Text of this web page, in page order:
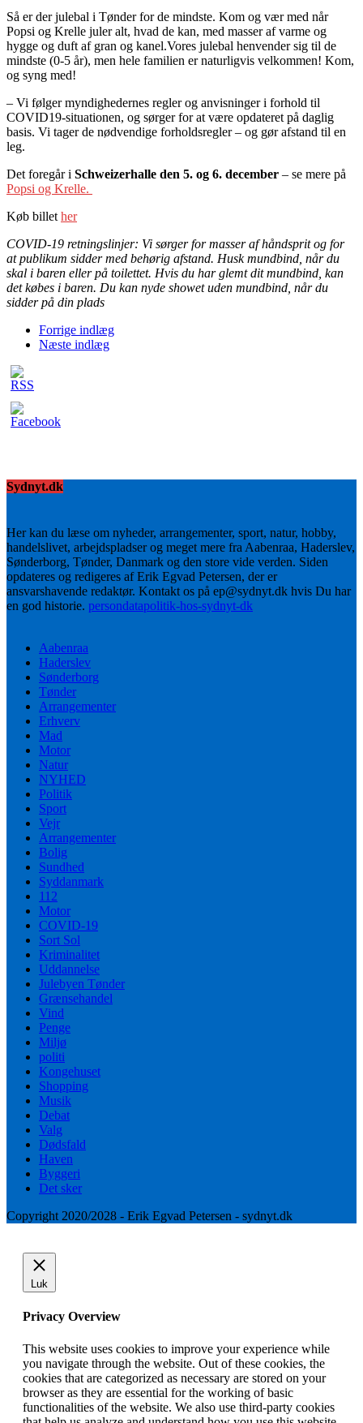
Så er der julebal i Tønder for de mindste. Kom og vær med når
Popsi og Krelle juler alt, hvad de kan, med masser af varme og
hygge og duft af gran og kanel.Vores julebal henvender sig til de
mindste (0-5 år), men hele familien er naturligvis velkommen! Kom,
og syng med!
– Vi følger myndighedernes regler og anvisninger i forhold til
COVID19-situationen, og sørger for at være opdateret på daglig
basis. Vi tager de nødvendige forholdsregler – og gør afstand til en
leg.
Det foregår i Schweizerhalle den 5. og 6. december – se mere på
Popsi og Krelle.
Køb billet her
COVID-19 retningslinjer: Vi sørger for masser af håndsprit og for
at publikum sidder med behørig afstand. Husk mundbind, når du
skal i baren eller på toilettet. Hvis du har glemt dit mundbind, kan
det købes i baren. Du kan nyde showet uden mundbind, når du
sidder på din plads
Forrige indlæg
Næste indlæg
Sydnyt.dk
Her kan du læse om nyheder, arrangementer, sport, natur, hobby,
handelslivet, arbejdspladser og meget mere fra Aabenraa, Haderslev,
Sønderborg, Tønder, Danmark og den store vide verden. Siden
opdateres og redigeres af Erik Egvad Petersen, der er
ansvarshavende redaktør. Kontakt os på ep@sydnyt.dk hvis Du har
en god historie. persondatapolitik-hos-sydnyt-dk
Aabenraa
Haderslev
Sønderborg
Tønder
Arrangementer
Erhverv
Mad
Motor
Natur
NYHED
Politik
Sport
Vejr
Arrangementer
Bolig
Sundhed
Syddanmark
112
Motor
COVID-19
Sort Sol
Kriminalitet
Uddannelse
Julebyen Tønder
Grænsehandel
Vind
Penge
Miljø
politi
Kongehuset
Shopping
Musik
Debat
Valg
Dødsfald
Haven
Byggeri
Det sker
Copyright 2020/2028 - Erik Egvad Petersen - sydnyt.dk
Luk
Privacy Overview
This website uses cookies to improve your experience while
you navigate through the website. Out of these cookies, the
cookies that are categorized as necessary are stored on your
browser as they are essential for the working of basic
functionalities of the website. We also use third-party cookies